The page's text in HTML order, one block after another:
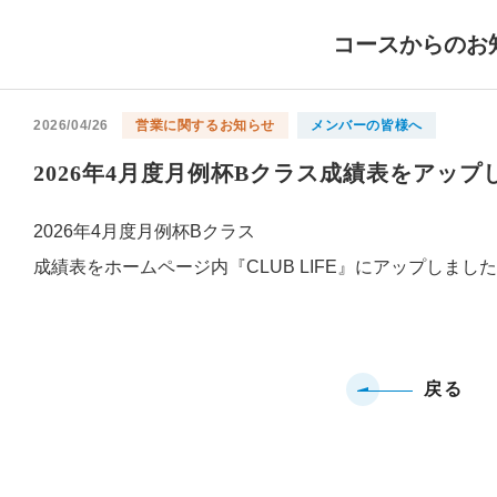
コースからのお
2026/04/26 営業に関するお知らせ メンバーの皆様へ
2026年4月度月例杯Bクラス成績表をアップ
2026年4月度月例杯Bクラス
成績表をホームページ内『CLUB LIFE』にアップしました
戻る